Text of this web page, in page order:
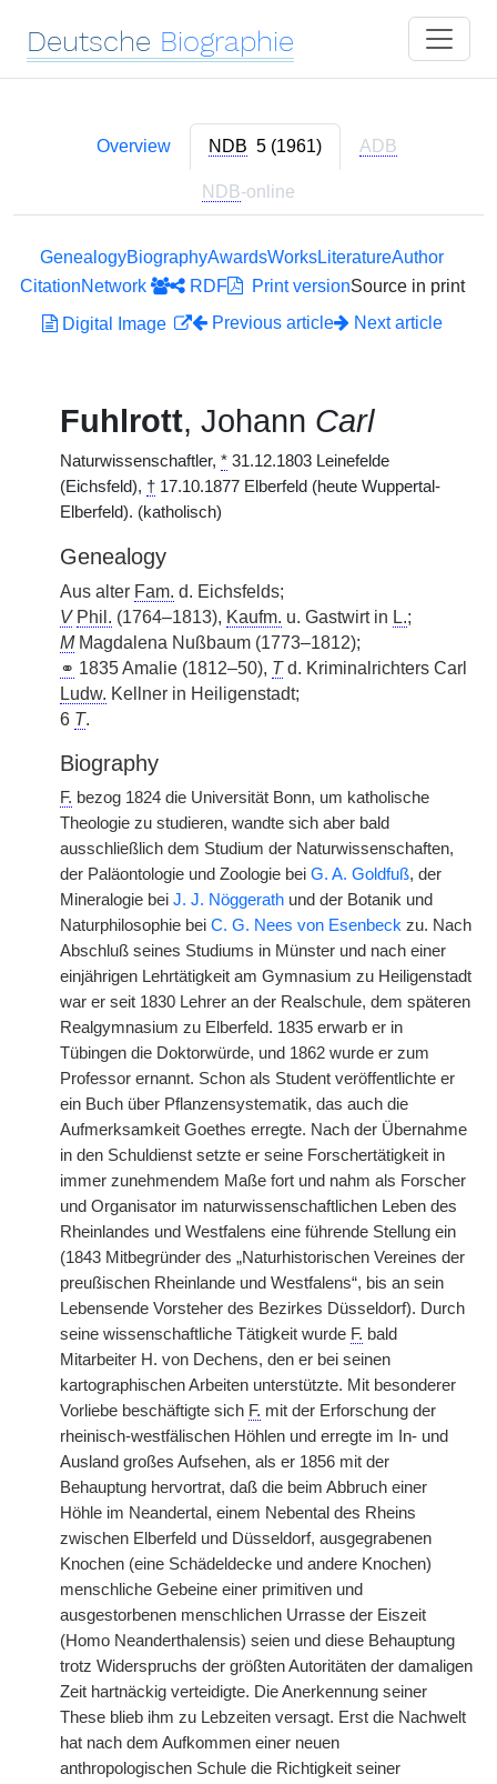
Deutsche Biographie
Overview NDB 5 (1961) ADB
NDB-online
GenealogyBiographyAwardsWorksLiteratureAuthor
CitationNetwork RDF Print versionSource in print
Digital Image
Previous article Next article
Fuhlrott, Johann Carl
Naturwissenschaftler, * 31.12.1803 Leinefelde
(Eichsfeld), † 17.10.1877 Elberfeld (heute Wuppertal-
Elberfeld). (katholisch)
Genealogy
Aus alter Fam. d. Eichsfelds;
V Phil. (1764–1813), Kaufm. u. Gastwirt in L.;
MMagdalena Nußbaum (1773–1812);
⚭ 1835 Amalie (1812–50), Td. Kriminalrichters Carl
Ludw. Kellner in Heiligenstadt;
6 T.
Biography
F. bezog 1824 die Universität Bonn, um katholische
Theologie zu studieren, wandte sich aber bald
ausschließlich dem Studium der Naturwissenschaften,
der Paläontologie und Zoologie bei G. A. Goldfuß, der
Mineralogie bei J. J. Nöggerath und der Botanik und
Naturphilosophie bei C. G. Nees von Esenbeck zu. Nach
Abschluß seines Studiums in Münster und nach einer
einjährigen Lehrtätigkeit am Gymnasium zu Heiligenstadt
war er seit 1830 Lehrer an der Realschule, dem späteren
Realgymnasium zu Elberfeld. 1835 erwarb er in
Tübingen die Doktorwürde, und 1862 wurde er zum
Professor ernannt. Schon als Student veröffentlichte er
ein Buch über Pflanzensystematik, das auch die
Aufmerksamkeit Goethes erregte. Nach der Übernahme
in den Schuldienst setzte er seine Forschertätigkeit in
immer zunehmendem Maße fort und nahm als Forscher
und Organisator im naturwissenschaftlichen Leben des
Rheinlandes und Westfalens eine führende Stellung ein
(1843 Mitbegründer des „Naturhistorischen Vereines der
preußischen Rheinlande und Westfalens“, bis an sein
Lebensende Vorsteher des Bezirkes Düsseldorf). Durch
seine wissenschaftliche Tätigkeit wurde F. bald
Mitarbeiter H. von Dechens, den er bei seinen
kartographischen Arbeiten unterstützte. Mit besonderer
Vorliebe beschäftigte sich F. mit der Erforschung der
rheinisch-westfälischen Höhlen und erregte im In- und
Ausland großes Aufsehen, als er 1856 mit der
Behauptung hervortrat, daß die beim Abbruch einer
Höhle im Neandertal, einem Nebental des Rheins
zwischen Elberfeld und Düsseldorf, ausgegrabenen
Knochen (eine Schädeldecke und andere Knochen)
menschliche Gebeine einer primitiven und
ausgestorbenen menschlichen Urrasse der Eiszeit
(Homo Neanderthalensis) seien und diese Behauptung
trotz Widerspruchs der größten Autoritäten der damaligen
Zeit hartnäckig verteidigte. Die Anerkennung seiner
These blieb ihm zu Lebzeiten versagt. Erst die Nachwelt
hat nach dem Aufkommen einer neuen
anthropologischen Schule die Richtigkeit seiner